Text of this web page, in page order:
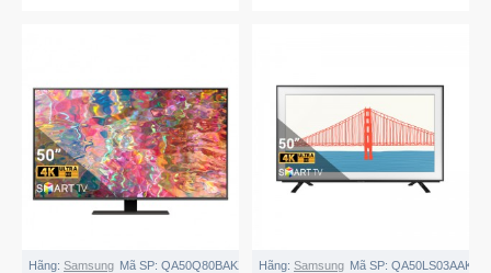
Hãng: Samsung Mã SP: QA50Q80BAKXXVHãng: Samsung Mã SP: